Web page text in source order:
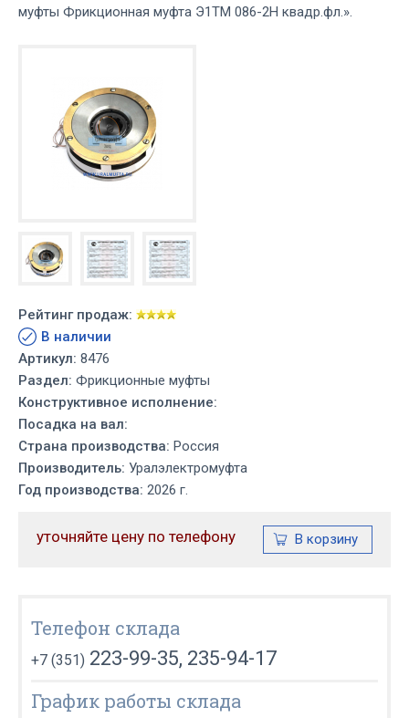
муфты Фрикционная муфта Э1ТМ 086-2Н квадр.фл.».
Рейтинг продаж:
В наличии
Артикул: 8476
Раздел: Фрикционные муфты
Конструктивное исполнение:
Посадка на вал:
Страна производства: Россия
Производитель: Уралэлектромуфта
Год производства: 2026 г.
уточняйте цену по телефону
Телефон склада
+7 (351) 223-99-35, 235-94-17
График работы склада